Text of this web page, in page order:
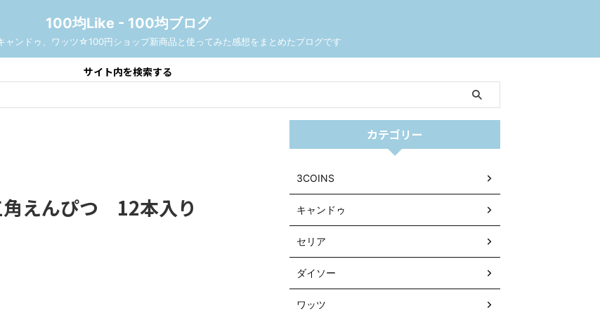
100均Like - 100均ブログ
ャンドゥ、ワッツ☆100円ショップ新商品と使ってみた感想をまとめたブログです
サイト内を検索する
角えんぴつ 12本入り
カテゴリー
3COINS
キャンドゥ
セリア
ダイソー
ワッツ